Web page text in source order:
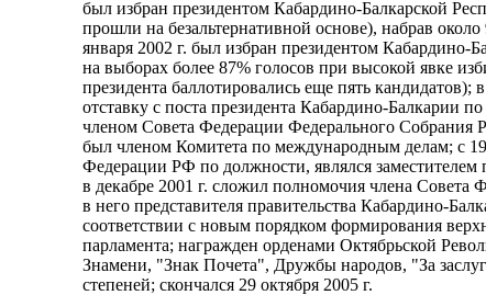
был избран президентом Кабардино-Балкарской
прошли на безальтернативной основе), набрав
января 2002 г. был избран президентом Кабардино-
на выборах более 87% голосов при высокой явке
президента баллотировались еще пять кандидатов);
отставку с поста президента Кабардино-Балкарии
членом Совета Федерации Федерального Собрания
был членом Комитета по международным делам; с
Федерации РФ по должности, являлся заместителем
в декабре 2001 г. сложил полномочия члена Совета
в него представителя правительства Кабардино-
соответствии с новым порядком формирования
парламента; награжден орденами Октябрьской
Знамени, "Знак Почета", Дружбы народов, "За
степеней; скончался 29 октября 2005 г.